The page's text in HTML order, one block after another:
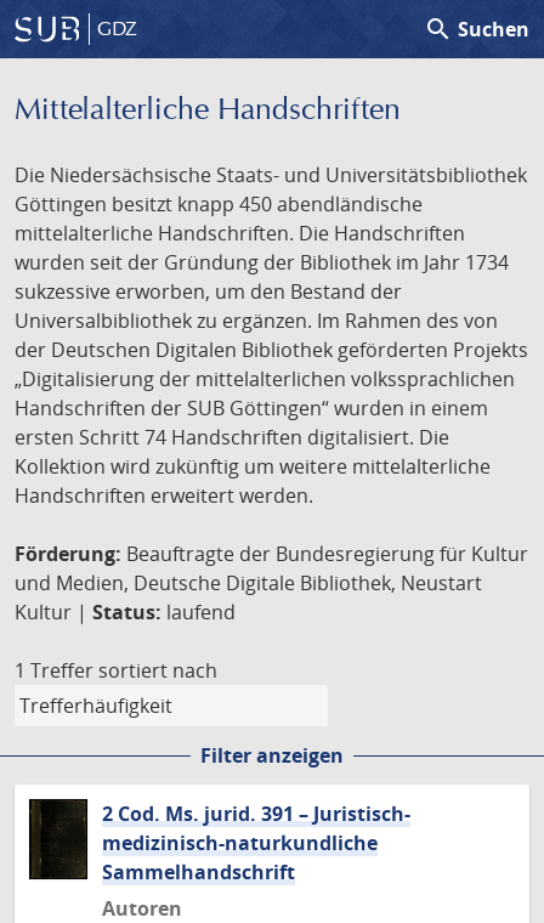
GDZ search Suchen
Mittelalterliche Handschriften
Die Niedersächsische Staats- und Universitätsbibliothek
Göttingen besitzt knapp 450 abendländische
mittelalterliche Handschriften. Die Handschriften
wurden seit der Gründung der Bibliothek im Jahr 1734
sukzessive erworben, um den Bestand der
Universalbibliothek zu ergänzen. Im Rahmen des von
der Deutschen Digitalen Bibliothek geförderten Projekts
„Digitalisierung der mittelalterlichen volkssprachlichen
Handschriften der SUB Göttingen“ wurden in einem
ersten Schritt 74 Handschriften digitalisiert. Die
Kollektion wird zukünftig um weitere mittelalterliche
Handschriften erweitert werden.
Förderung: Beauftragte der Bundesregierung für Kultur
und Medien, Deutsche Digitale Bibliothek, Neustart
Kultur | Status: laufend
1 Treffer sortiert nach
Filter anzeigen
2 Cod. Ms. jurid. 391 – Juristisch-
medizinisch-naturkundliche
Sammelhandschrift
Autoren